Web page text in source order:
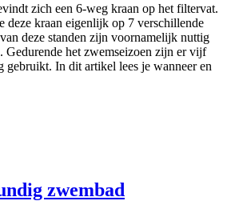
zich een 6-weg kraan op het filtervat.
deze kraan eigenlijk op 7 verschillende
deze standen zijn voornamelijk nuttig
Gedurende het zwemseizoen zijn er vijf
gebruikt. In dit artikel lees je wanneer en
zwembad